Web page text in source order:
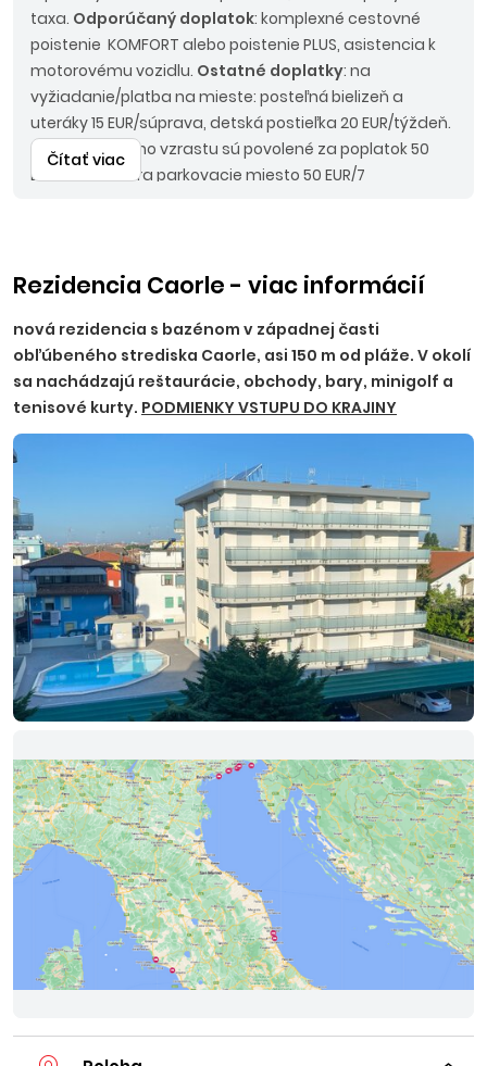
taxa. Odporúčaný doplatok: komplexné cestovné
poistenie KOMFORT alebo poistenie PLUS, asistencia k
motorovému vozidlu. Ostatné doplatky: na
vyžiadanie/platba na mieste: posteľná bielizeň a
uteráky 15 EUR/súprava, detská postieľka 20 EUR/týždeň.
Zvieratá malého vzrastu sú povolené za poplatok 50
EUR/7 nocí, extra parkovacie miesto 50 EUR/7
EUR.Upozornenie: pri autokarovej doprave je termín
na ubytovanie a termín návratu deň po ukončení
pobytu. Z cien uvedených pri tomto objekte nie je
možné poskytnúť zľavy pre firemných klientov.
Čítať viac
Rezidencia Caorle - viac informácií
nová rezidencia s bazénom v západnej časti
obľúbeného strediska Caorle, asi 150 m od pláže. V okolí
sa nachádzajú reštaurácie, obchody, bary, minigolf a
tenisové kurty. PODMIENKY VSTUPU DO KRAJINY